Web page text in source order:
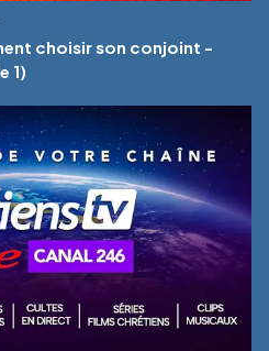
choisir son conjoint -
1)